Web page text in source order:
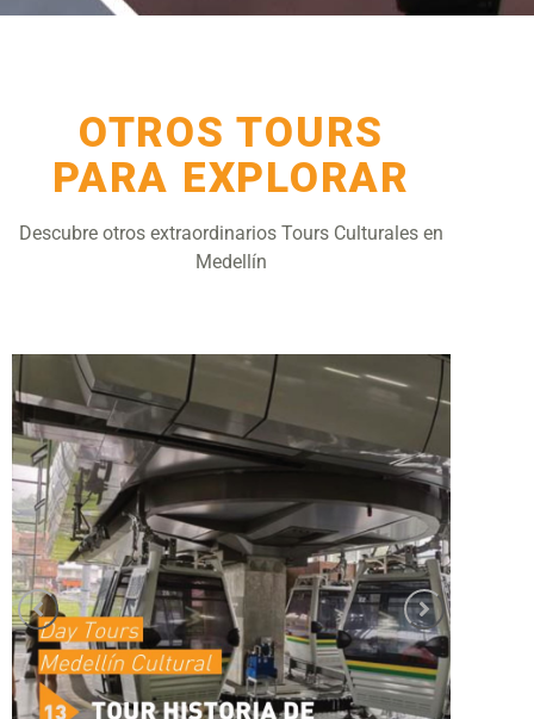
OTROS TOURS
PARA EXPLORAR
Descubre otros extraordinarios Tours Culturales en
Medellín